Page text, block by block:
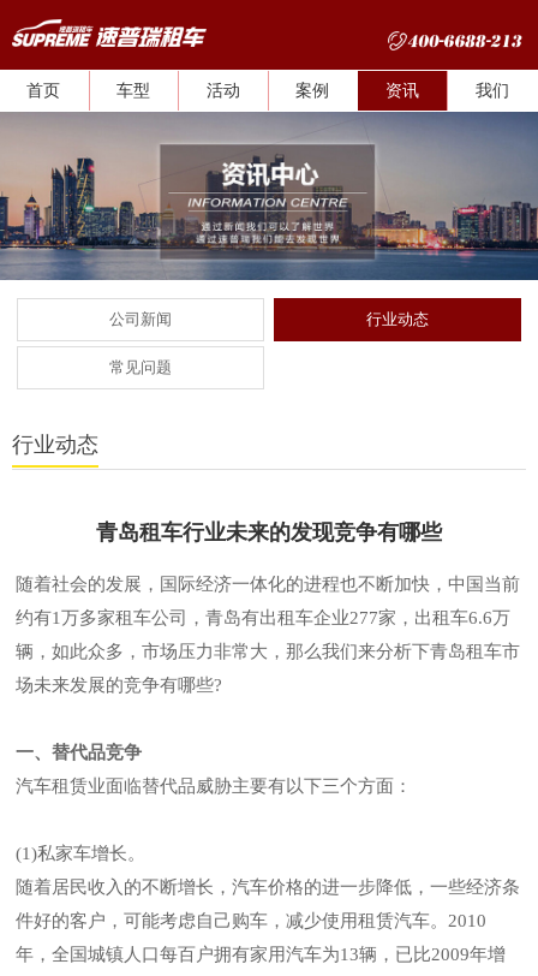
首页 车型 活动 案例 资讯 我们
公司新闻 行业动态
常见问题
行业动态
青岛租车行业未来的发现竞争有哪些
随着社会的发展，国际经济一体化的进程也不断加快，中国当前
约有1万多家租车公司，青岛有出租车企业277家，出租车6.6万
辆，如此众多，市场压力非常大，那么我们来分析下青岛租车市
场未来发展的竞争有哪些?
一、替代品竞争
汽车租赁业面临替代品威胁主要有以下三个方面：
(1)私家车增长。
随着居民收入的不断增长，汽车价格的进一步降低，一些经济条
件好的客户，可能考虑自己购车，减少使用租赁汽车。2010
年，全国城镇人口每百户拥有家用汽车为13辆，已比2009年增